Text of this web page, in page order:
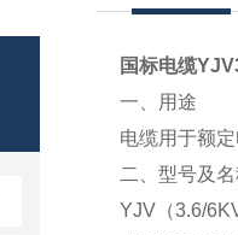
国标电缆
一、用途
电缆用于额
二、型号及
YJV（3.6/6KV